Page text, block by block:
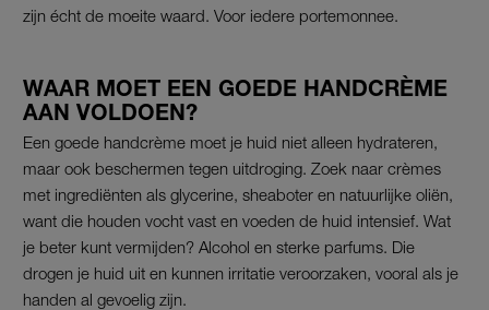
zijn écht de moeite waard. Voor iedere portemonnee.
WAAR MOET EEN GOEDE HANDCRÈME
AAN VOLDOEN?
Een goede handcrème moet je huid niet alleen hydrateren,
maar ook beschermen tegen uitdroging. Zoek naar crèmes
met ingrediënten als glycerine, sheaboter en natuurlijke oliën,
want die houden vocht vast en voeden de huid intensief. Wat
je beter kunt vermijden? Alcohol en sterke parfums. Die
drogen je huid uit en kunnen irritatie veroorzaken, vooral als je
handen al gevoelig zijn.